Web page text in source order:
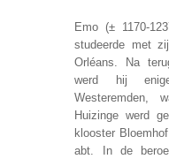
Emo (± 1170-
studeerde met
Orléans. Na
werd hij
Westeremden,
Huizinge werd
klooster
abt. In de